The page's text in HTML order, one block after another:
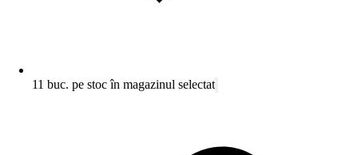
11 buc. pe stoc în magazinul selectat